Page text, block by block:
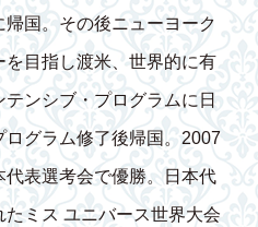
国。その後ニューヨーク
目指し渡米、世界的に有
ンシブ・プログラムに日
グラム修了後帰国。2007
表選考会で優勝。日本代
ミス ユニバース世界大会